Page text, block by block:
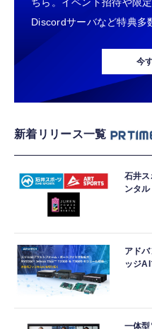
Discordサーバなど特典多
今
新着リリース一覧
石井
ンタ
アド
ッジ
一体